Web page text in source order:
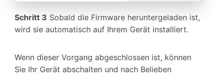
Schritt 3 Sobald die Firmware heruntergeladen ist,
wird sie automatisch auf Ihrem Gerät installiert.
Wenn dieser Vorgang abgeschlossen ist, können
Sie Ihr Gerät abschalten und nach Belieben